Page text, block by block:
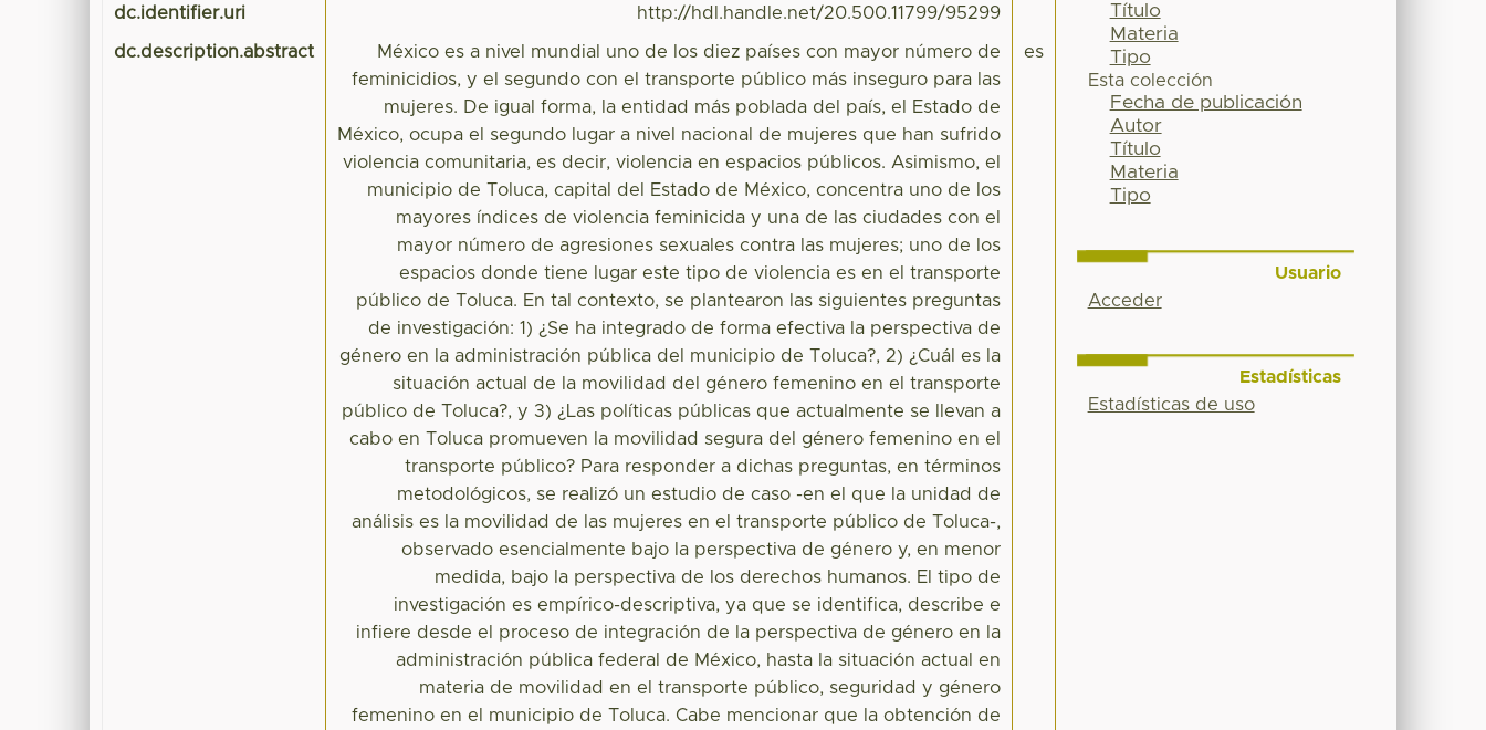
dc.identifier.uri http://hdl.handle.net/20.500.11799/95299
dc.description.abstract
México es a nivel mundial uno de los diez países con mayor número de
feminicidios, y el segundo con el transporte público más inseguro para las
mujeres. De igual forma, la entidad más poblada del país, el Estado de
México, ocupa el segundo lugar a nivel nacional de mujeres que han sufrido
violencia comunitaria, es decir, violencia en espacios públicos. Asimismo, el
municipio de Toluca, capital del Estado de México, concentra uno de los
mayores índices de violencia feminicida y una de las ciudades con el
mayor número de agresiones sexuales contra las mujeres; uno de los
espacios donde tiene lugar este tipo de violencia es en el transporte
público de Toluca. En tal contexto, se plantearon las siguientes preguntas
de investigación: 1) ¿Se ha integrado de forma efectiva la perspectiva de
género en la administración pública del municipio de Toluca?, 2) ¿Cuál es la
situación actual de la movilidad del género femenino en el transporte
público de Toluca?, y 3) ¿Las políticas públicas que actualmente se llevan a
cabo en Toluca promueven la movilidad segura del género femenino en el
transporte público? Para responder a dichas preguntas, en términos
metodológicos, se realizó un estudio de caso -en el que la unidad de
análisis es la movilidad de las mujeres en el transporte público de Toluca-,
observado esencialmente bajo la perspectiva de género y, en menor
medida, bajo la perspectiva de los derechos humanos. El tipo de
investigación es empírico-descriptiva, ya que se identifica, describe e
infiere desde el proceso de integración de la perspectiva de género en la
administración pública federal de México, hasta la situación actual en
materia de movilidad en el transporte público, seguridad y género
femenino en el municipio de Toluca. Cabe mencionar que la obtención de
es
Título
Materia
Tipo
Esta colección
Fecha de publicación
Autor
Título
Materia
Tipo
Usuario
Acceder
Estadísticas
Estadísticas de uso